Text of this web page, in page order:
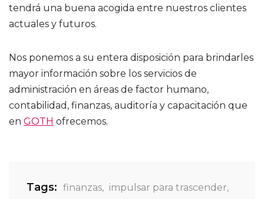
tendrá una buena acogida entre nuestros clientes
actuales y futuros.
Nos ponemos a su entera disposición para brindarles
mayor información sobre los servicios de
administración en áreas de factor humano,
contabilidad, finanzas, auditoría y capacitación que
en GOTH ofrecemos.
Tags: finanzas, impulsar para trascender,